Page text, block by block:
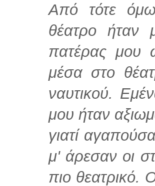
Από τότε
θέατρο ήταν
πατέρας μου
μέσα στο
ναυτικού.
μου ήταν
γιατί
μ' άρεσαν οι
πιο θεατρικό.